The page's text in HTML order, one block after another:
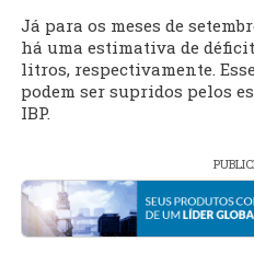
Já para os meses de
há uma estimativa de
litros, respectivamente.
podem ser supridos pelos
IBP.